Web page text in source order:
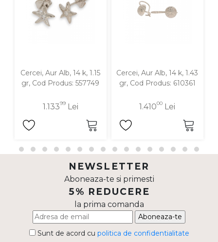
Cercei, Aur Alb, 14 k, 1.15
gr, Cod Produs: 557749
1.13399Lei
Cercei, Aur Alb, 14 k, 1.43
gr, Cod Produs: 610361
1.41000 Lei
NEWSLETTER
Aboneaza-te si primesti
5% REDUCERE
la prima comanda
Aboneaza-te
Sunt de acord cu politica de confidentialitate